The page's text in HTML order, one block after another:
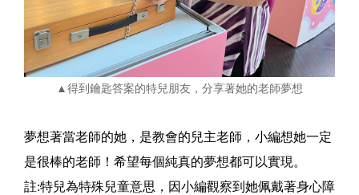
▲得到鑰匙答案的特兒朋友，分享著她的老師夢想
夢想著當老師的她，是教會的兒主老師，小編想她一定
是很棒的老師！希望每個純真的夢想都可以實現。
註:特兒為特殊兒童意思，因小編觀察到她佩戴著身心障